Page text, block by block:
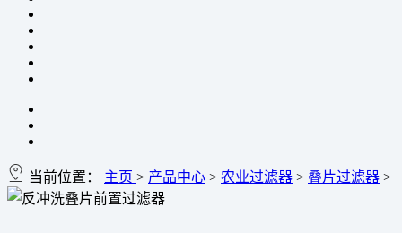
当前位置： 主页 > 产品中心 > 农业过滤器 > 叠片过滤器 >